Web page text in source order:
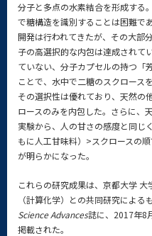
分子と多点の水素結合を形成する
で糖構造を識別することは困難で
開発は行われてきたが、その大部
子の高選択的な内包は達成されて
ていない、分子カプセルの持つ「
ことで、水中で二糖のスクロース
その選択性は優れており、天然の
ロースのみを内包した。さらに、
実験から、人の甘さの感度と同じ
もに人工甘味料）>スクロースの
が明らかになった。
これらの研究成果は、京都大学
（計算化学）との共同研究による
Science Advances誌に、2017年8
掲載された。